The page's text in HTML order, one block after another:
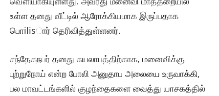
உள்ள தனது வீட்டில் ஆரோக்கியமாக இருப்பதாக
பொilisார் தெரிவித்துள்ளனர்.
சந்தேகநபர் தனது சுயலாபத்திற்காக, மனைவிக்கு
புற்றுநோய் என்ற போலி அனுதாப அலையை உருவாக்கி,
பல மாவட்டங்களில் குழந்தைகளை வைத்து யாசகத்தில்